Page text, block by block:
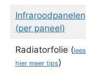
Infraroodpanelen
(per paneel)
Radiatorfolie (lees
hier meer tips)